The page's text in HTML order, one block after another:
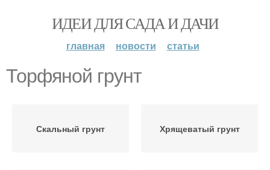
ИДЕИ ДЛЯ САДА И ДАЧИ
главная новости статьи
Торфяной грунт
Скальный грунт Хрящеватый грунт